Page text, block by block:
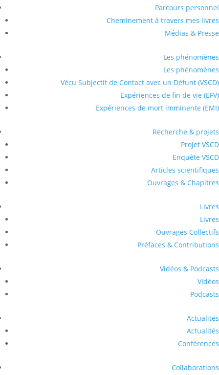
Parcours personnel
Cheminement à travers mes livres
Médias & Presse
Les phénomènes
Les phénomènes
Vécu Subjectif de Contact avec un Défunt (VSCD)
Expériences de fin de vie (EFV)
Expériences de mort imminente (EMI)
Recherche & projets
Projet VSCD
Enquête VSCD
Articles scientifiques
Ouvrages & Chapitres
Livres
Livres
Ouvrages Collectifs
Préfaces & Contributions
Vidéos & Podcasts
Vidéos
Podcasts
Actualités
Actualités
Conférences
Collaborations